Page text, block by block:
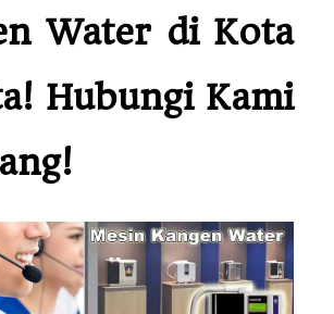
Water di Kota
Hubungi Kami